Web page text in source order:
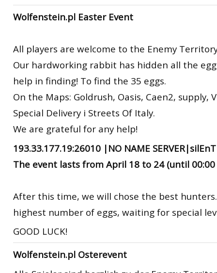
Wolfenstein.pl Easter Event
All players are welcome to the Enemy
Our hardworking rabbit has hidden all the
help in finding! To find the 35 eggs.
On the Maps: Goldrush, Oasis, Caen2, supply,
Special Delivery i Streets Of Italy.
We are grateful for any help!
193.33.177.19:26010 |NO NAME
The event lasts from April 18 to 24 (until 00:00
After this time, we will chose the best
highest number of eggs, waiting for special
GOOD LUCK!
Wolfenstein.pl Osterevent